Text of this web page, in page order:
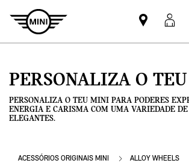
PERSONALIZA O
PERSONALIZA O TEU MINI PARA PODERES
ENERGIA E CARISMA COM UMA VARIEDADE DE
ELEGANTES.
ACESSÓRIOS ORIGINAIS MINI
ALLOY WHEELS